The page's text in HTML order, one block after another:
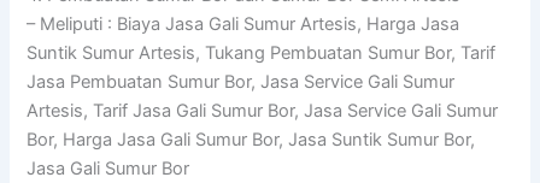
– Meliputi : Biaya Jasa Gali Sumur Artesis, Harga Jasa
Suntik Sumur Artesis, Tukang Pembuatan Sumur Bor, Tarif
Jasa Pembuatan Sumur Bor, Jasa Service Gali Sumur
Artesis, Tarif Jasa Gali Sumur Bor, Jasa Service Gali Sumur
Bor, Harga Jasa Gali Sumur Bor, Jasa Suntik Sumur Bor,
Jasa Gali Sumur Bor